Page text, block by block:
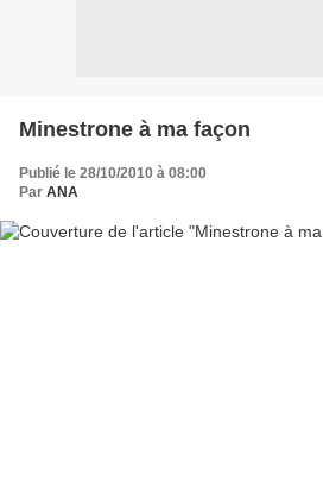
Minestrone à ma façon
Publié le 28/10/2010 à 08:00
Par ANA